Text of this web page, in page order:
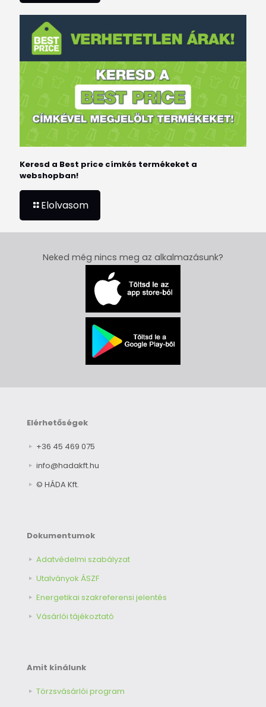
Keresd a Best price címkés termékeket a
webshopban!
Elolvasom
Neked még nincs meg az alkalmazásunk?
Elérhetőségek
+36 45 469 075
info@hadakft.hu
© HÁDA Kft.
Dokumentumok
Adatvédelmi szabályzat
Utalványok ÁSZF
Energetikai szakreferensi jelentés
Vásárlói tájékoztató
Amit kínálunk
Törzsvásárlói program